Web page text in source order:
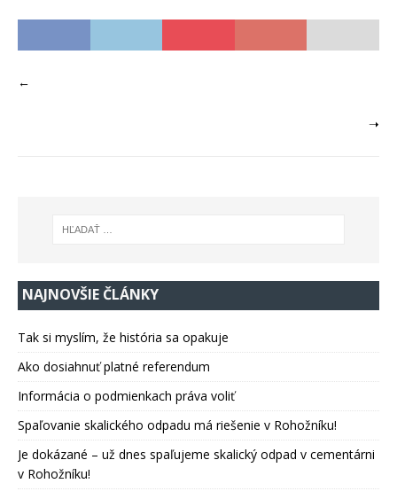
←
➝
NAJNOVŠIE ČLÁNKY
Tak si myslím, že história sa opakuje
Ako dosiahnuť platné referendum
Informácia o podmienkach práva voliť
Spaľovanie skalického odpadu má riešenie v Rohožníku!
Je dokázané – už dnes spaľujeme skalický odpad v cementárni
v Rohožníku!